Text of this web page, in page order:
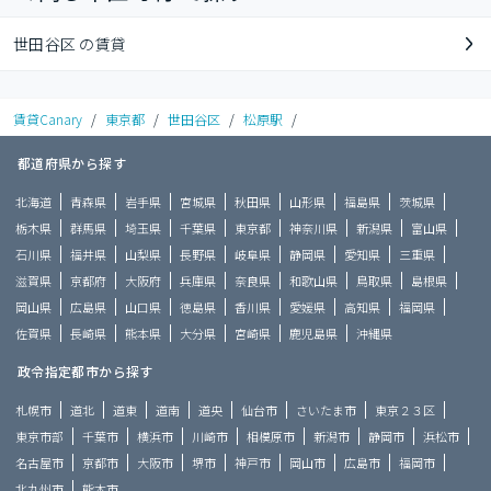
世田谷区 の賃貸
賃貸Canary / 東京都 / 世田谷区 / 松原駅 /
都道府県から探す
北海道 青森県 岩手県 宮城県 秋田県 山形県 福島県
茨城県
栃木県
群馬県 埼玉県 千葉県 東京都 神奈川県 新潟県
富山県
石川県
福井県 山梨県 長野県 岐阜県 静岡県 愛知県
三重県
滋賀県
京都府 大阪府 兵庫県 奈良県 和歌山県 鳥取県
島根県
岡山県
広島県 山口県 徳島県 香川県 愛媛県 高知県
福岡県
佐賀県
長崎県 熊本県 大分県 宮崎県 鹿児島県 沖縄県
政令指定都市から探す
札幌市 道北 道東 道南 道央 仙台市 さいたま市
東京２３区
東京市部
千葉市 横浜市 川崎市 相模原市 新潟市 静岡市
浜松市
名古屋市
京都市 大阪市 堺市 神戸市 岡山市 広島市
福岡市